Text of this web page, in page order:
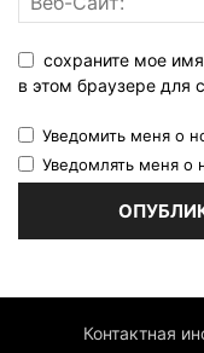
сохраните мое
в этом браузере для
Уведомить меня о
Уведомлять меня о
Контактная